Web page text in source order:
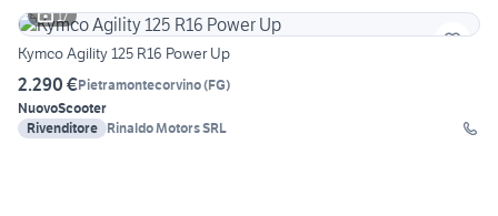
17
Kymco Agility 125 R16 Power Up
2.290 €Pietramontecorvino(FG)
NuovoScooter
Rivenditore Rinaldo Motors SRL